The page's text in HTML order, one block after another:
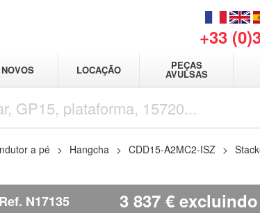
+33
NOVOS LOCAÇÃO PEÇAS
AVULSAS
a pé Hangcha CDD15-A2MC2-ISZ
Ref. N17135 3 837 €